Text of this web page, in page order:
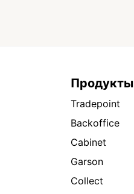
Продукты
Tradepoint
Backoffice
Cabinet
Garson
Collect